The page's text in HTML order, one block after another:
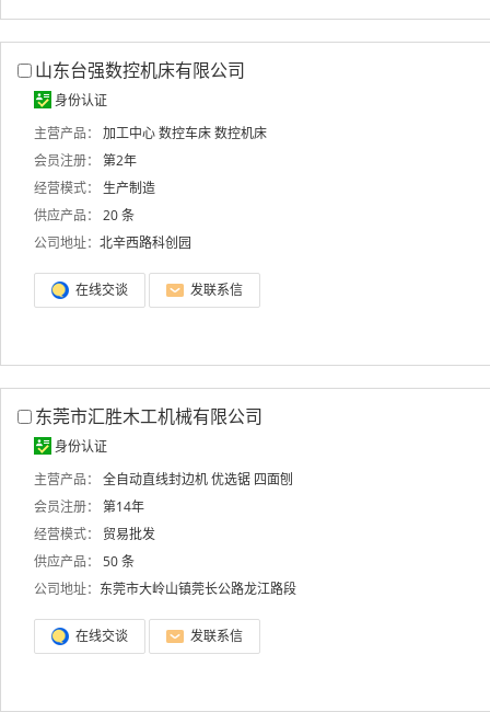
山东台强数控机床有限公司
身份认证
主营产品：
加工中心数控车床数控机床
会员注册：
第2年
经营模式：
生产制造
供应产品：
20 条
公司地址： 北辛西路科创园
在线交谈 发联系信
东莞市汇胜木工机械有限公司
身份认证
主营产品：
全自动直线封边机优选锯 四面刨
会员注册：
第14年
经营模式：
贸易批发
供应产品：
50 条
公司地址： 东莞市大岭山镇莞长公路龙江路段
在线交谈 发联系信